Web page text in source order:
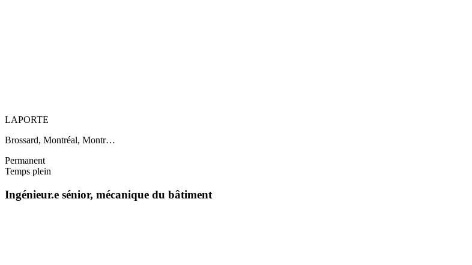
LAPORTE
Brossard, Montréal, Montr…
Permanent
Temps plein
Ingénieur.e sénior, mécanique du bâtiment